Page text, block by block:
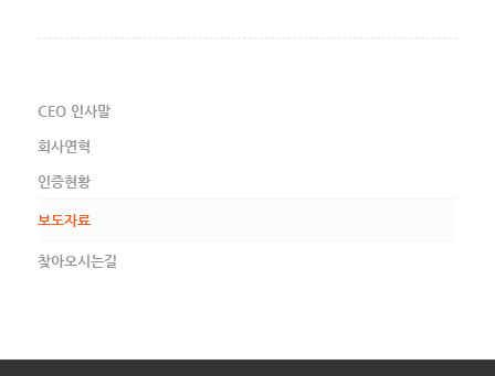
CEO 인사말
회사연혁
인증현황
보도자료
찾아오시는길